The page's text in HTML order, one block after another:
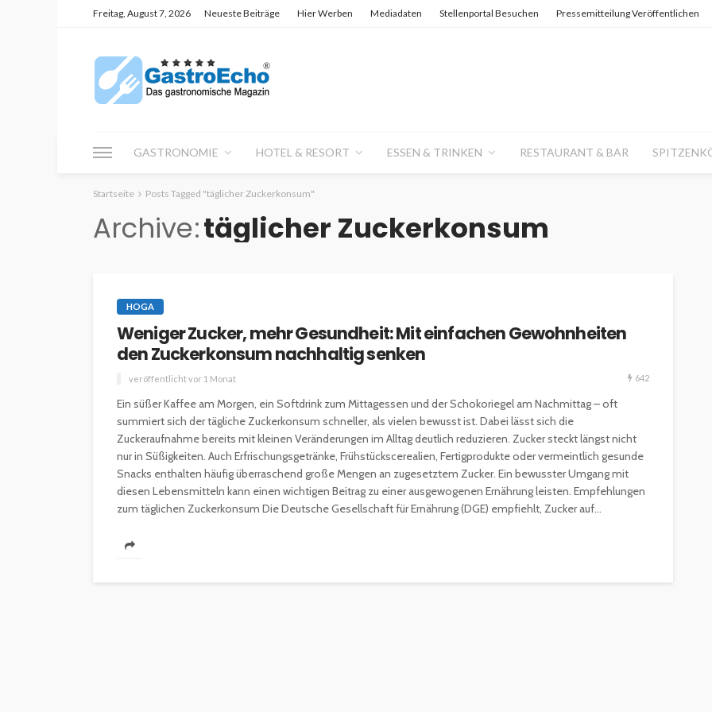
Freitag, August 7, 2026 Neueste Beiträge Hier Werben Mediadaten Stellenportal Besuchen Pressemitteilung Veröffentlichen
GASTRONOMIE HOTEL & RESORT ESSEN & TRINKEN RESTAURANT & BAR
Startseite Posts Tagged "täglicher Zuckerkonsum"
Archive täglicher Zuckerkonsum
HOGA
Weniger Zucker, mehr Gesundheit: Mit einfachen Gewohnheiten
den Zuckerkonsum nachhaltig senken
veröffentlicht vor 1 Monat 642
Ein süßer Kaffee am Morgen, ein Softdrink zum Mittagessen und der Schokoriegel am Nachmittag – oft
summiert sich der tägliche Zuckerkonsum schneller, als vielen bewusst ist. Dabei lässt sich die
Zuckeraufnahme bereits mit kleinen Veränderungen im Alltag deutlich reduzieren. Zucker steckt längst nicht
nur in Süßigkeiten. Auch Erfrischungsgetränke, Frühstückscerealien, Fertigprodukte oder vermeintlich gesunde
Snacks enthalten häufig überraschend große Mengen an zugesetztem Zucker. Ein bewusster Umgang mit
diesen Lebensmitteln kann einen wichtigen Beitrag zu einer ausgewogenen Ernährung leisten. Empfehlungen
zum täglichen Zuckerkonsum Die Deutsche Gesellschaft für Ernährung (DGE) empfiehlt, Zucker auf...
Kapital in Deutschland zu
ESSEN & TRINKEN
GASTROSZENE
GOURMET & FEINSCHMECKER
HOGA
HOTELLERIE & RESORTS
Sterneköche: Insider-Tipps